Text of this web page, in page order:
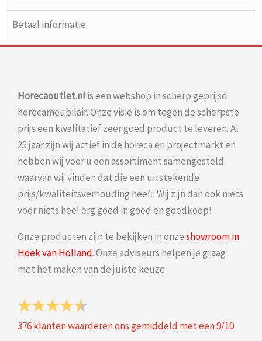
Betaal informatie
Horecaoutlet.nlis een webshop in scherp geprijsd
horecameubilair. Onze visie is om tegen de scherpste
prijs een kwalitatief zeer goed product te leveren. Al
25 jaar zijn wij actief in de horeca en projectmarkt en
hebben wij voor u een assortiment samengesteld
waarvan wij vinden dat die een uitstekende
prijs/kwaliteitsverhouding heeft. Wij zijn dan ook niets
voor niets heel erg goed in goed en goedkoop!
Onze producten zijn te bekijken in onzeshowroom in
Hoek van Holland. Onze adviseurs helpen je graag
met het maken van de juiste keuze.
376klanten waarderen ons gemiddeld met een9/10